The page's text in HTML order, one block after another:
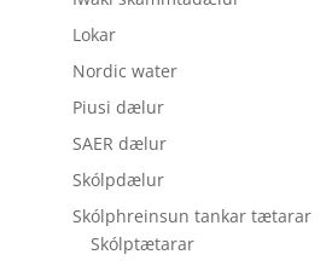
Lokar
Nordic water
Piusi dælur
SAER dælur
Skólpdælur
Skólphreinsun tankar tætarar
Skólptætarar